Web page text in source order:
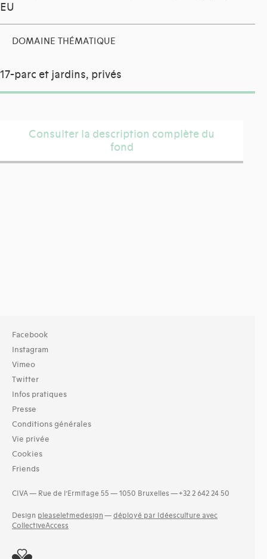
EU
DOMAINE THÉMATIQUE
17-parc et jardins, privés
Consulter la description complète du
fond
Facebook
Instagram
Vimeo
Twitter
Infos pratiques
Presse
Conditions générales
Vie privée
Cookies
Friends
CIVA — Rue de l’Ermitage 55 — 1050 Bruxelles — +32 2 642 24 50
Design pleaseletmedesign — déployé par Idéesculture avec
CollectiveAccess